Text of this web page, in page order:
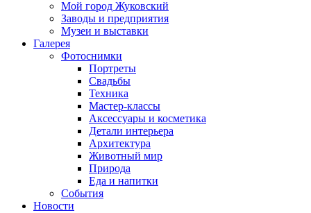
Мой город Жуковский
Заводы и предприятия
Музеи и выставки
Галерея
Фотоснимки
Портреты
Свадьбы
Техника
Мастер-классы
Аксессуары и косметика
Детали интерьера
Архитектура
Животный мир
Природа
Еда и напитки
События
Новости